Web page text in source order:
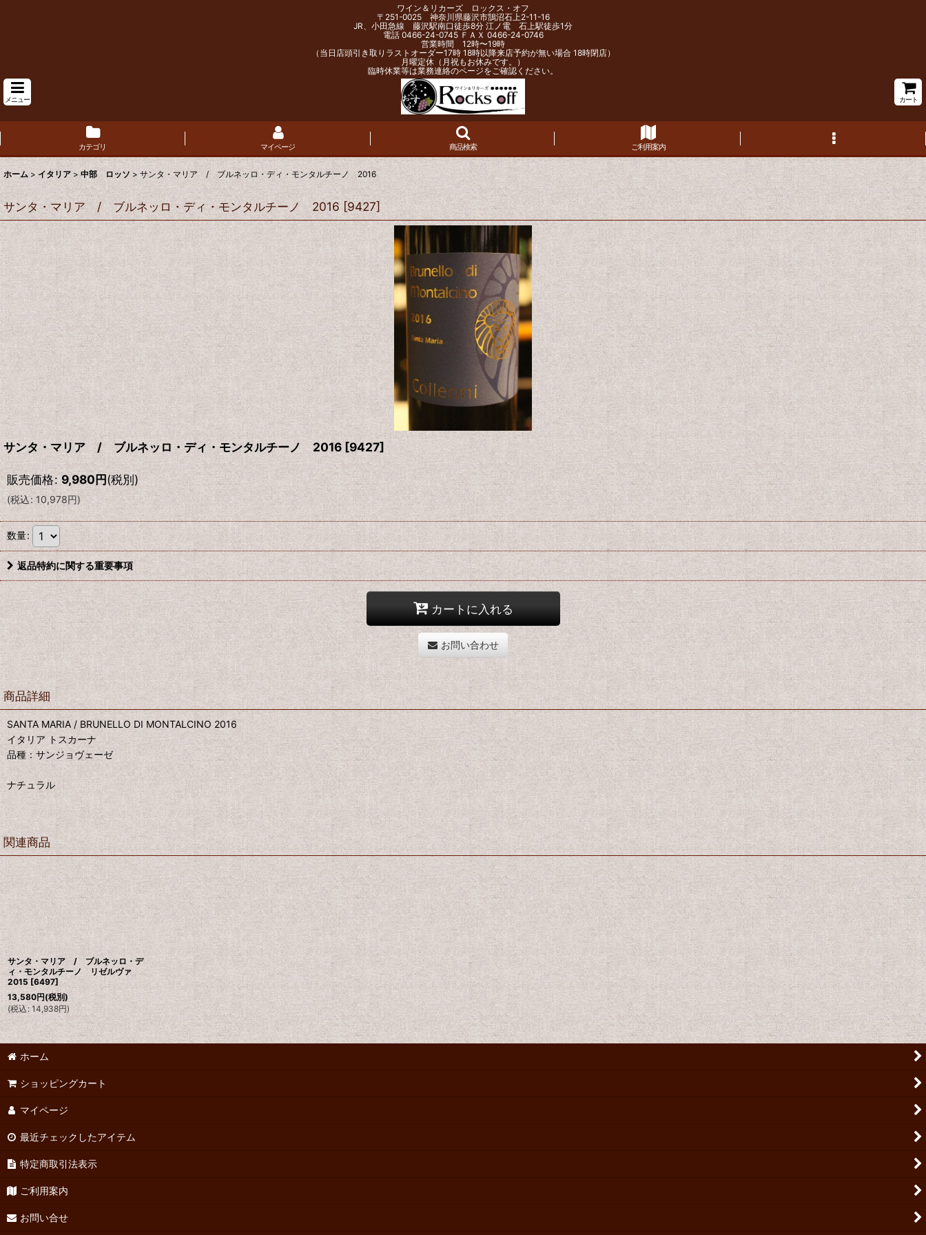
ワイン＆リカーズ ロックス・オフ
〒251-0025 神奈川県藤沢市鵠沼石上2-11-16
JR、小田急線 藤沢駅南口徒歩8分 江ノ電 石上駅徒歩1分
電話 0466-24-0745 ＦＡＸ 0466-24-0746
営業時間 12時〜19時
（当日店頭引き取りラストオーダー17時 18時以降来店予約が無い場合 18時閉店）
月曜定休（月祝もお休みです。）
臨時休業等は業務連絡のページをご確認ください。
メニュー カート
カテゴリ マイページ 商品検索 ご利用案内
ホーム > イタリア > 中部 ロッソ > サンタ・マリア / ブルネッロ・ディ・モンタルチーノ 2016
サンタ・マリア / ブルネッロ・ディ・モンタルチーノ 2016 [9427]
サンタ・マリア / ブルネッロ・ディ・モンタルチーノ 2016 [9427]
販売価格: 9,980円(税別)
(税込: 10,978円)
数量:
返品特約に関する重要事項
カートに入れる
お問い合わせ
商品詳細
SANTA MARIA / BRUNELLO DI MONTALCINO 2016
イタリア トスカーナ
品種：サンジョヴェーゼ
ナチュラル
関連商品
サンタ・マリア / ブルネッロ・デ
ィ・モンタルチーノ リゼルヴァ
2015 [6497]
13,580円(税別)
(税込 : 14,938円)
ホーム
ショッピングカート
マイページ
最近チェックしたアイテム
特定商取引法表示
ご利用案内
お問い合せ